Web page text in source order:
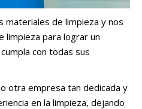
materiales de limpieza y nos
limpieza para lograr un
con todas sus
otra empresa tan dedicada y
en la limpieza, dejando